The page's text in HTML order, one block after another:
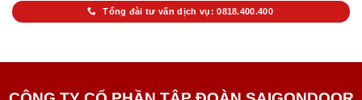
Tổng đài tư vấn dịch vụ: 0818.400.400